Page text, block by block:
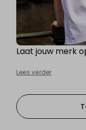
Laat jouw merk
Lees verder